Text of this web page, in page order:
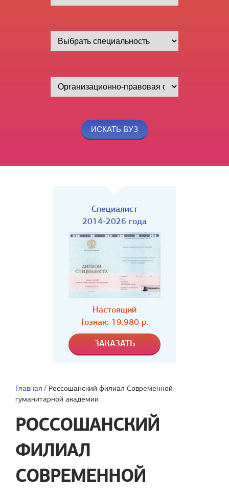
Специалист
2014-2026 года
Настоящий
Гознак: 19.980 р.
Главная / Россошанский филиал Современной
гуманитарной академии
РОССОШАНСКИЙ
ФИЛИАЛ
СОВРЕМЕННОЙ